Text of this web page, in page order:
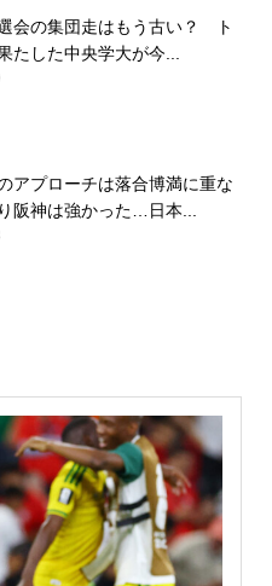
会の集団走はもう古い？ ト
たした中央学大が今...
アプローチは落合博満に重な
阪神は強かった…日本...